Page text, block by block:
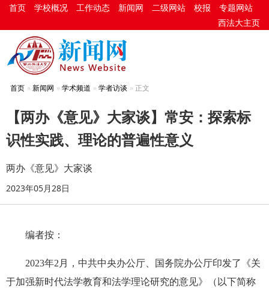
首页 学校概况 工作动态 新闻网 二级网站 校报
专题网站
西法大主页
首页 新闻网 学术频道 学者访谈 正文
【两办《意见》大家谈】常安：探索标
识性实践、理论的普遍性意义
两办《意见》大家谈
2023年05月28日
编者按：
2023年2月 ， 中共中央办公厅、国务院办公厅印发了《关
于加强新时代法学教育和法学理论研究的意见》
（以下简称